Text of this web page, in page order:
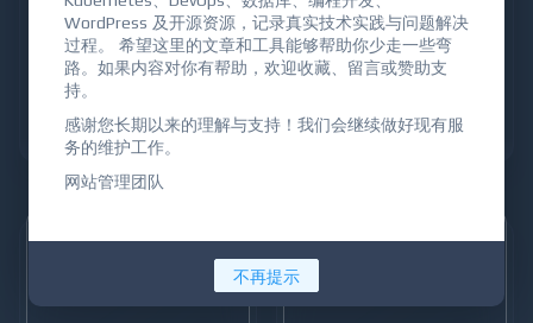
Confluence、Jira登入被循环注销，Cookie 被覆盖问题
1.3w 43 0
阅读全文
4.3w 93 18
阅读全文
WordPress 及开源资源，记录真实技术实践与问题解决
过程。 希望这里的文章和工具能够帮助你少走一些弯
路。如果内容对你有帮助，欢迎收藏、留言或赞助支
持。
感谢您长期以来的理解与支持！我们会继续做好现有服
务的维护工作。
网站管理团队
不再提示